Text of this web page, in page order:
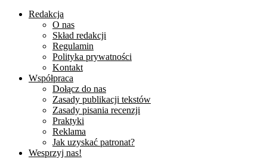
Redakcja
O nas
Skład redakcji
Regulamin
Polityka prywatności
Kontakt
Współpraca
Dołącz do nas
Zasady publikacji tekstów
Zasady pisania recenzji
Praktyki
Reklama
Jak uzyskać patronat?
Wesprzyj nas!